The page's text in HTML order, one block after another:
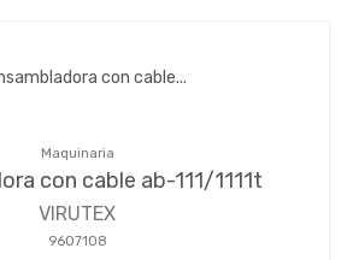
Maquinaria
con cable ab-111/1111t
VIRUTEX
9607108